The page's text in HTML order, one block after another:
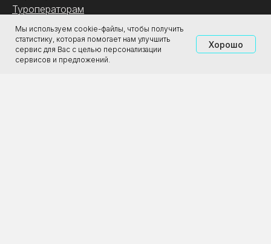
Мы используем cookie-файлы, чтобы получить
статистику, которая помогает нам улучшить
сервис для Вас с целью персонализации
сервисов и предложений.
Хорошо
Туроператорам
ООО «Городская Реклама»
ИНН: 4345488298
ОГРН: 1194350001163